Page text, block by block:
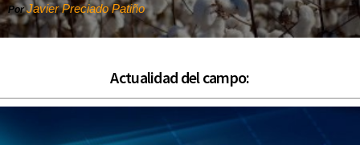
PorJavier Preciado Patiño
Actualidad del campo: